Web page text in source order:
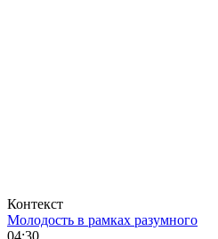
Контекст
Молодость в рамках разумного
04:30